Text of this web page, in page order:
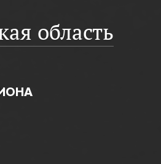
область